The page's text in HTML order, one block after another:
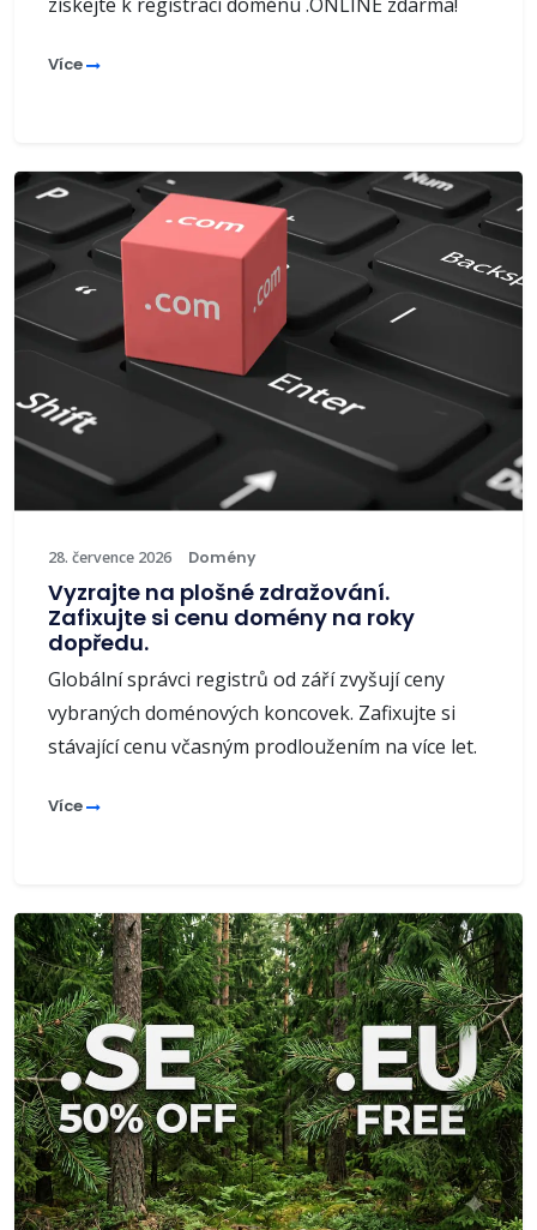
Více
28. července 2026 Domény
Vyzrajte na plošné zdražování.
Zafixujte si cenu domény na roky
dopředu.
Globální správci registrů od září zvyšují ceny
vybraných doménových koncovek. Zafixujte si
stávající cenu včasným prodloužením na více let.
Více